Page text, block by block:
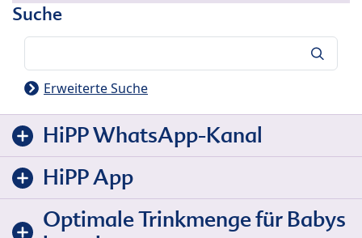
Suche
Erweiterte Suche
HiPP WhatsApp-Kanal
HiPP App
Optimale Trinkmenge für Babys